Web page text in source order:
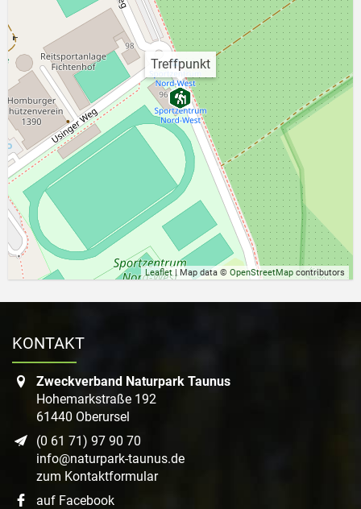
Treffpunkt
Leaflet| Map data © OpenStreetMap contributors
KONTAKT
Zweckverband Naturpark Taunus
Hohemarkstraße 192
61440 Oberursel
(0 61 71) 97 90 70
info@naturpark-taunus.de
zum Kontaktformular
auf Facebook